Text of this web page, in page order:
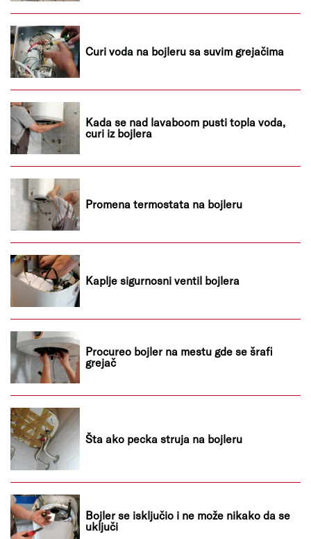
Curi voda na bojleru sa suvim grejačima
Kada se nad lavaboom pusti topla voda,
curi iz bojlera
Promena termostata na bojleru
Kaplje sigurnosni ventil bojlera
Procureo bojler na mestu gde se šrafi
grejač
Šta ako pecka struja na bojleru
Bojler se isključio i ne može nikako da se
uključi